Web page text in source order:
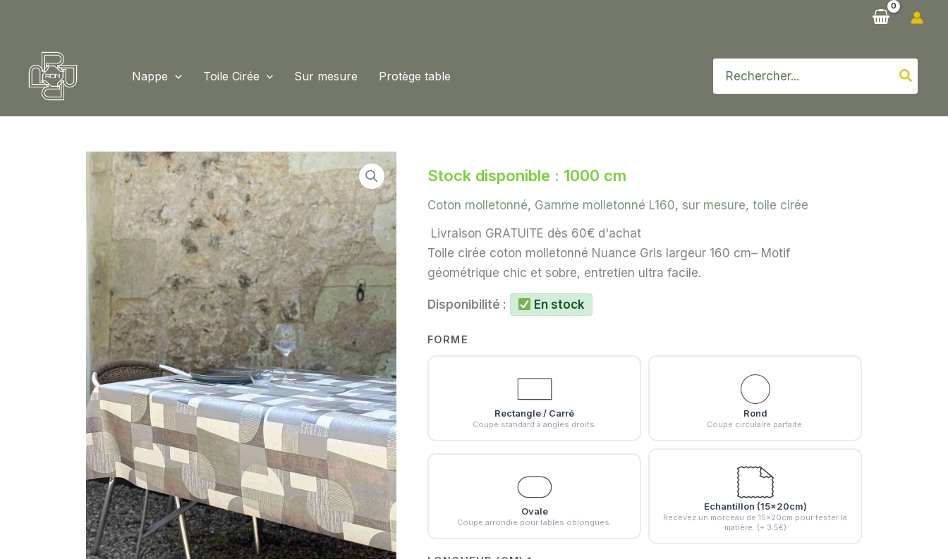
contenu
Nappe
Toile Cirée Sur mesure Protège table
Stock disponible : 1000 cm
Coton molletonné, Gamme molletonné L160, sur mesure, toile cirée
Livraison GRATUITE dès 60€ d'achat
Toile cirée coton molletonné Nuance Gris largeur 160 cm– Motif
géométrique chic et sobre, entretien ultra facile.
Disponibilité : En stock
FORME
Rectangle / Carré
Coupe standard à angles droits.
Rond
Coupe circulaire parfaite.
Ovale
Coupe arrondie pour tables oblongues.
Echantillon (15x20cm)
Recevez un morceau de 15x20cm pour tester la
matière. (+ 3.5€)